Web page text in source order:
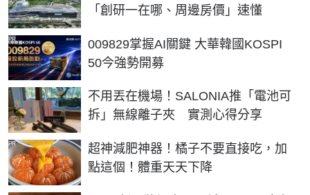
「創研一在哪、周邊房價」速懂
009829掌握AI關鍵 大華韓國KOSPI
50今強勢開募
PR
不用丟在機場！SALONIA推「電池可
拆」無線離子夾 實測心得分享
超神減肥神器！橘子不要直接吃，加
點這個！體重天天下降
PR